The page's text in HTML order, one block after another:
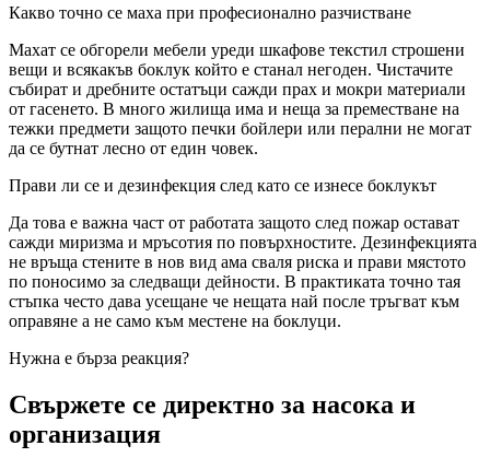
Какво точно се маха при професионално разчистване
Махат се обгорели мебели уреди шкафове текстил строшени
вещи и всякакъв боклук който е станал негоден. Чистачите
събират и дребните остатъци сажди прах и мокри материали
от гасенето. В много жилища има и неща за преместване на
тежки предмети защото печки бойлери или перални не могат
да се бутнат лесно от един човек.
Прави ли се и дезинфекция след като се изнесе боклукът
Да това е важна част от работата защото след пожар остават
сажди миризма и мръсотия по повърхностите. Дезинфекцията
не връща стените в нов вид ама сваля риска и прави мястото
по поносимо за следващи дейности. В практиката точно тая
стъпка често дава усещане че нещата най после тръгват към
оправяне а не само към местене на боклуци.
Нужна е бърза реакция?
Свържете се директно за насока и
организация